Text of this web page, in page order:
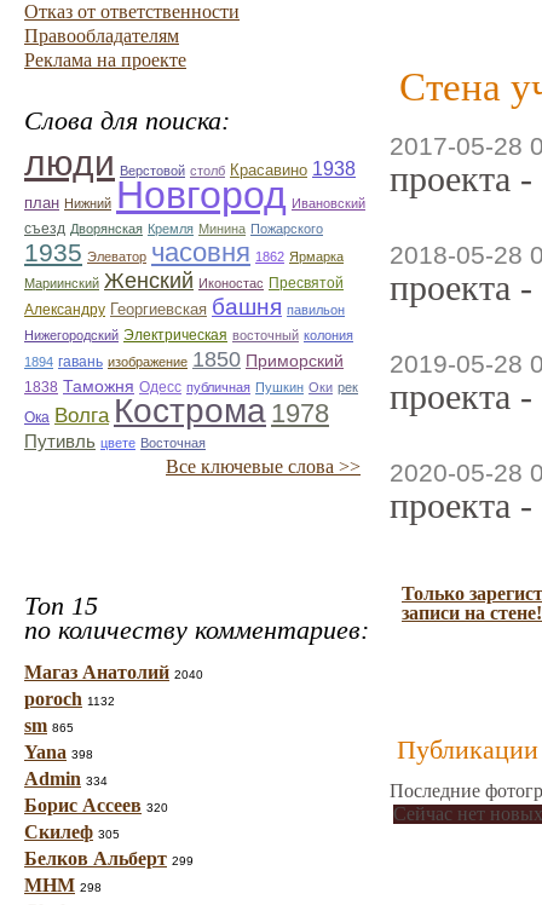
Отказ от ответственности
Правообладателям
Реклама на проекте
Слова для поиска:
люди Верстовой столб Красавино 1938
план Нижний Новгород Ивановский
съезд Дворянская Кремля Минина Пожарского
1935 Элеватор часовня 1862 Ярмарка
Мариинский Женский Иконостас Пресвятой
Александру Георгиевская башня павильон
Нижегородский Электрическая восточный колония
1894 гавань изображение 1850 Приморский
1838 Таможня Одесс публичная Пушкин Оки рек
Ока Волга Кострома 1978
Путивль цвете Восточная
Все ключевые слова >>
Топ 15
по количеству комментариев:
Магаз Анатолий 2040
poroch 1132
sm 865
Yana 398
Admin 334
Борис Ассеев 320
Скилеф 305
Белков Альберт 299
МНМ 298
Стена
2017-05-28
проекта
2018-05-28
проекта
2019-05-28
проекта
2020-05-28
проекта
Только
записи на стене!
Публикации
Последние
Сейчас нет